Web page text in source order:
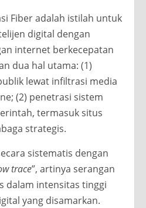
Fiber adalah istilah untuk
digital dengan
internet berkecepatan
dua hal utama: (1)
lewat infiltrasi media
(2) penetrasi sistem
termasuk situs
strategis.
sistematis dengan
trace”, artinya serangan
dalam intensitas tinggi
yang disamarkan.